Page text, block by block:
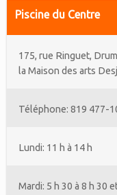
Piscine du Centre
175, rue Ringuet,
la Maison des arts
Téléphone: 819 477-
Lundi: 11 h à 14 h
Mardi: 5 h 30 à 8 h 30